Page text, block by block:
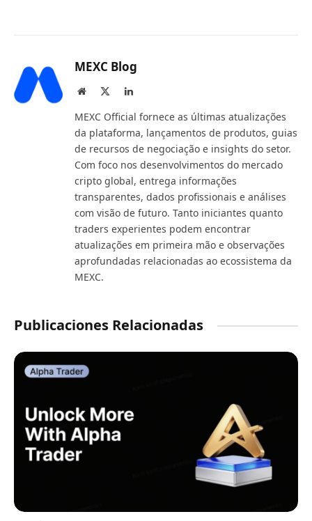
MEXC Blog
Website LinkedIn
MEXC Official fornece as últimas atualizações
da plataforma, lançamentos de produtos, guias
de recursos de negociação e insights do setor.
Com foco nos desenvolvimentos do mercado
cripto global, entrega informações
transparentes, dados profissionais e análises
com visão de futuro. Tanto iniciantes quanto
traders experientes podem encontrar
atualizações em primeira mão e observações
aprofundadas relacionadas ao ecossistema da
MEXC.
Publicaciones Relacionadas